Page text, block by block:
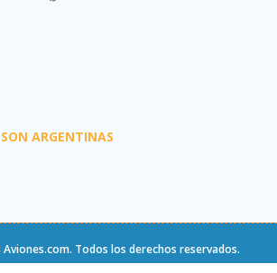
ARGENTINAS
Aviones.com. Todos los derechos reservados.